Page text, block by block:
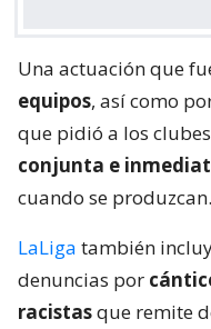
Una actuación que
equipos, así como
que pidió a los
conjunta e
cuando se produzcan.
LaLiga también
denuncias por
racistasque remite